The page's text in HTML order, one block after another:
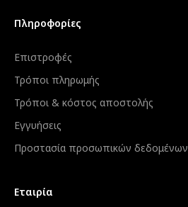
Πληροφορίες
Επιστροφές
Τρόποι πληρωμής
Τρόποι & κόστος αποστολής
Εγγυήσεις
Προστασία προσωπικών δεδομένων
Εταιρία